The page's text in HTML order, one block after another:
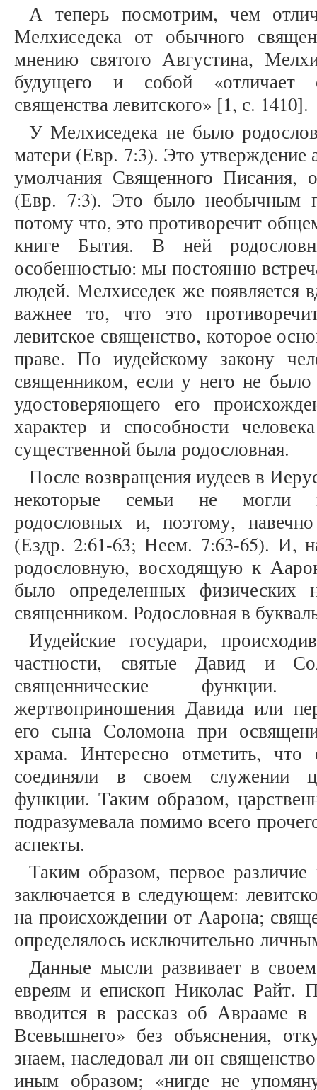
А теперь посмотрим, чем
Мелхиседека от обычного
мнению святого Августина,
будущего и собой «отличает
священства левитского» [1, с. 1410].
У Мелхиседека не было
матери (Евр. 7:3). Это утверждение
умолчания Священного Писания,
(Евр. 7:3). Это было необычным
потому что, это противоречит
книге Бытия. В ней
особенностью: мы постоянно
людей. Мелхиседек же появляется
важнее то, что это
левитское священство, которое
праве. По иудейскому закону
священником, если у него не было
удостоверяющего его
характер и способности
существенной была родословная.
После возвращения иудеев в
некоторые семьи не могли
родословных и, поэтому,
(Ездр. 2:61-63; Неем. 7:63-65). И,
родословную, восходящую к
было определенных физических
священником. Родословная в
Иудейские государи,
частности, святые Давид и
священнические
жертвоприношения Давида или
его сына Соломона при
храма. Интересно отметить,
соединяли в своем служении
функции. Таким образом,
подразумевала помимо всего
аспекты.
Таким образом, первое
заключается в следующем:
на происхождении от Аарона;
определялось исключительно
Данные мысли развивает в
евреям и епископ Николас Райт.
вводится в рассказ об Аврааме в
Всевышнего» без объяснения,
знаем, наследовал ли он
иным образом; «нигде не